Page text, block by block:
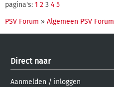
pagina's: 1 2 3 4 5
PSV Forum » Algemeen PSV Forum
Direct naar
Aanmelden / inloggen